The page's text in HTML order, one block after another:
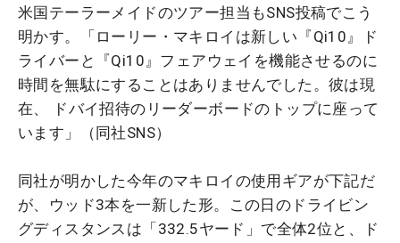
米国テーラーメイドのツアー担当もSNS投稿でこう
明かす。「ローリー・マキロイは新しい『Qi10』ド
ライバーと『Qi10』フェアウェイを機能させるのに
時間を無駄にすることはありませんでした。彼は現
在、 ドバイ招待のリーダーボードのトップに座って
います」（同社SNS）
同社が明かした今年のマキロイの使用ギアが下記だ
が、ウッド3本を一新した形。この日のドライビン
グディスタンスは「332.5ヤード」で全体2位と、ド